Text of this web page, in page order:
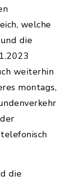
welche
die
weiterhin
montags,
die